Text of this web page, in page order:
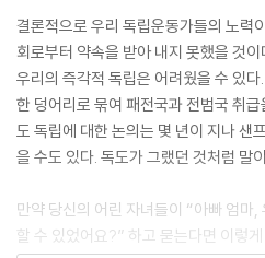
40 찬탁이 옳았을까? 반탁이 옳았을까
41 해방정국 최고의 인물이 여운형이
42 남북한 분단시대 정통은 어디인가?
6장│제주4 · 3사건의 왜곡을 멈추라
44 제주4 · 3사건이 북한 김일성의 지
45 제주에서 얼마나 많은 민간인이 죽
결론적으로 우리 독립운동가들의 노력
회로부터 약속을 받아 내지 못했을 것
우리의 즉각적 독립은 어려웠을 수 있
한 덩어리로 묶여 패전국과 전범국 취
도 독립에 대한 논의는 몇 년이 지나
을 수도 있다. 독도가 그랬던 것처럼 말
만약 당신의 어린 자녀들이 “아빠 엄마
할 수 있었어요?” 하고 묻는다면 이렇